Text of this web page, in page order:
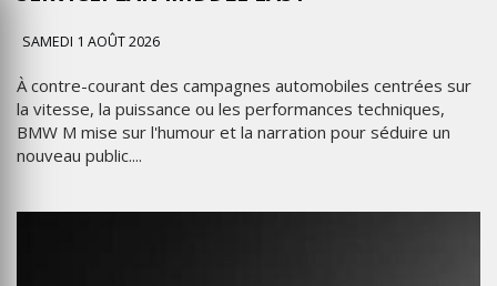
SAMEDI 1 AOÛT 2026
À contre-courant des campagnes automobiles centrées sur
la vitesse, la puissance ou les performances techniques,
BMW M mise sur l'humour et la narration pour séduire un
nouveau public....